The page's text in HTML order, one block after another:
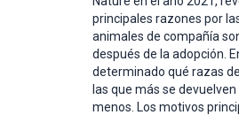
principales razones por
animales de compañía
después de la adopción.
determinado qué razas
las que más se devuelven
menos. Los motivos